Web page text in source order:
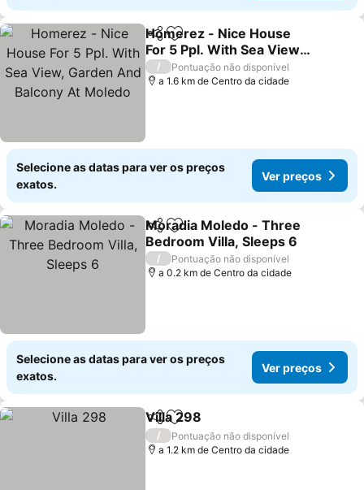
PartilharAdicionar aos favoritos
Homerez - Nice House
For 5 Ppl. With Sea View,
Garden And Balcony At
Moledo
Ver preços
/
Pontuação não disponível
a 1.6 km de Centro da cidade
Selecione as datas para ver os preços
exatos.
Ver preços
PartilharAdicionar aos favoritos
Moradia Moledo - Three
Bedroom Villa, Sleeps 6
Ver preços
/
Pontuação não disponível
a 0.2 km de Centro da cidade
Selecione as datas para ver os preços
exatos.
Ver preços
PartilharAdicionar aos favoritos
Villa 298
/
Pontuação não disponível
a 1.2 km de Centro da cidade